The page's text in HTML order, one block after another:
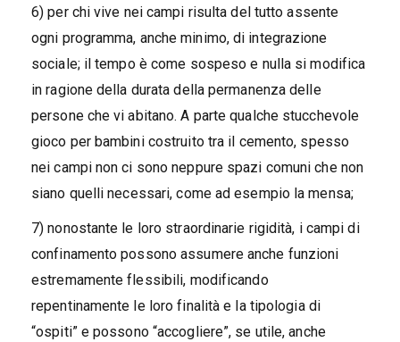
6) per chi vive nei campi risulta del tutto assente
ogni programma, anche minimo, di integrazione
sociale; il tempo è come sospeso e nulla si modifica
in ragione della durata della permanenza delle
persone che vi abitano. A parte qualche stucchevole
gioco per bambini costruito tra il cemento, spesso
nei campi non ci sono neppure spazi comuni che non
siano quelli necessari, come ad esempio la mensa;
7) nonostante le loro straordinarie rigidità, i campi di
confinamento possono assumere anche funzioni
estremamente flessibili, modificando
repentinamente le loro finalità e la tipologia di
“ospiti” e possono “accogliere”, se utile, anche